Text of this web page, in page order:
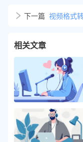
下一篇
相关文章